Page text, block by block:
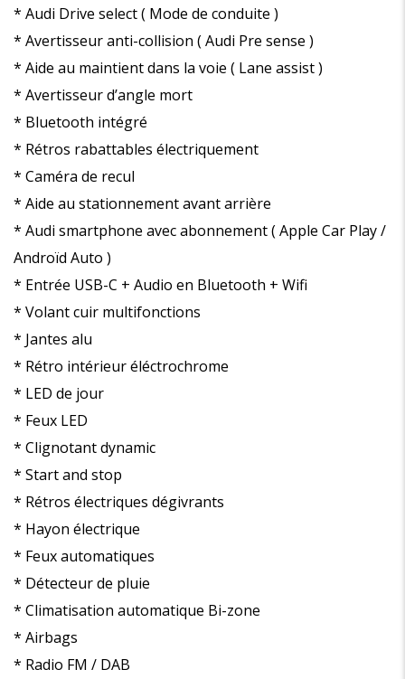
* Audi Drive select ( Mode de conduite )
* Avertisseur anti-collision ( Audi Pre sense )
* Aide au maintient dans la voie ( Lane assist )
* Avertisseur d’angle mort
* Bluetooth intégré
* Rétros rabattables électriquement
* Caméra de recul
* Aide au stationnement avant arrière
* Audi smartphone avec abonnement ( Apple Car Play /
Androïd Auto )
* Entrée USB-C + Audio en Bluetooth + Wifi
* Volant cuir multifonctions
* Jantes alu
* Rétro intérieur éléctrochrome
* LED de jour
* Feux LED
* Clignotant dynamic
* Start and stop
* Rétros électriques dégivrants
* Hayon électrique
* Feux automatiques
* Détecteur de pluie
* Climatisation automatique Bi-zone
* Airbags
* Radio FM / DAB